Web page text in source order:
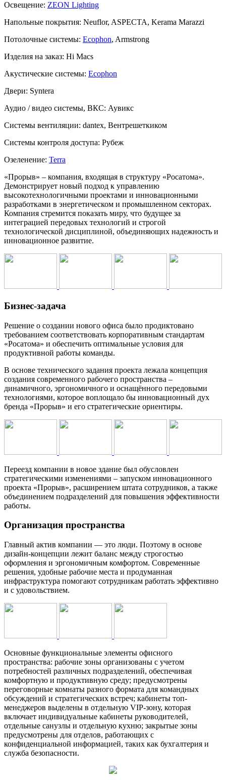
Освещение: ZEON Lighting
Напольные покрытия: Neuflor, ASPECTA, Kerama Marazzi
Потолочные системы: Ecophon, Armstrong
Изделия на заказ: Hi Macs
Акустические системы: Ecophon
Двери: Syntera
Аудио / видео системы, ВКС: Аувикс
Системы вентиляции: dantex, Вентрешеткиком
Системы контроля доступа: Рубеж
Озеленение: Terra
«Прорыв» – компания, входящая в структуру «Росатома».
Демонстрирует новый подход к управлению
высокотехнологичными проектами и инновационными
разработками в энергетическом и промышленном секторах.
Компания стремится показать миру, что будущее за
интеграцией передовых технологий и строгой
технологической дисциплиной, объединяющих надежность и
инновационное развитие.
Бизнес-задача
Решение о создании нового офиса было продиктовано
требованием соответствовать корпоративным стандартам
«Росатома» и обеспечить оптимальные условия для
продуктивной работы команды.
В основе технического задания проекта лежала концепция
создания современного рабочего пространства –
динамичного, эргономичного и оснащённого передовыми
технологиями, которое воплощало бы инновационный дух
бренда «Прорыв» и его стратегические ориентиры.
Переезд компании в новое здание был обусловлен
стратегическими изменениями – запуском инновационного
проекта «Прорыв», расширением штата сотрудников, а также
объединением подразделений для повышения эффективности
работы.
Организация пространства
Главный актив компании — это люди. Поэтому в основе
дизайн-концепции лежит баланс между строгостью
оформления и эргономичным комфортом. Современные
решения, удобные рабочие места и продуманная
инфраструктура помогают сотрудникам работать эффективно
и с удовольствием.
Основные функциональные элементы офисного
пространства: рабочие зоны организованы с учетом
потребностей различных подразделений, обеспечивая
комфортную и продуктивную среду; предусмотрены
переговорные комнаты разного формата для командных
обсуждений и стратегических встреч; кабинеты топ-
менеджеров выделены в отдельную VIP-зону, которая
включает индивидуальные кабинеты руководителей,
отдельные санузлы и отдельную кухню; закрытые зоны
предусмотрены для отделов, работающих с
конфиденциальной информацией, таких как бухгалтерия и
служба безопасности.